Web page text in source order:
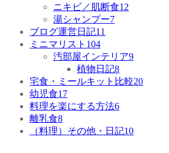
ニキビ／肌断食12
湯シャンプー7
ブログ運営日記11
ミニマリスト 104
汚部屋インテリア9
植物日記8
宅食・ミールキット比較20
幼児食17
料理を楽にする方法6
離乳食8
（料理）その他・日記10